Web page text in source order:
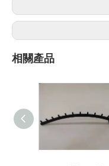
相關產品